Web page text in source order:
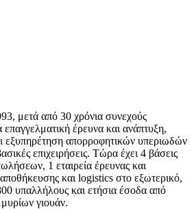
μετά από 30 χρόνια συνεχούς
επαγγελματική έρευνα και ανάπτυξη,
εξυπηρέτηση απορροφητικών υπεριωδών
επιχειρήσεις. Τώρα έχει 4 βάσεις
1 εταιρεία έρευνας και
και logistics στο εξωτερικό,
υπαλλήλους και ετήσια έσοδα από
γιουάν.